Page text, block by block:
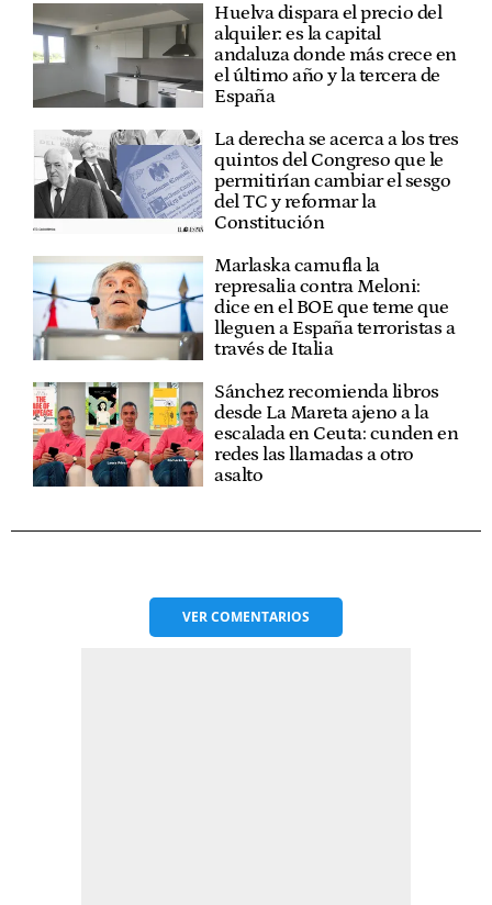
Huelva dispara el precio del
alquiler: es la capital
andaluza donde más crece en
el último año y la tercera de
España
La derecha se acerca a los tres
quintos del Congreso que le
permitirían cambiar el sesgo
del TC y reformar la
Constitución
Marlaska camufla la
represalia contra Meloni:
dice en el BOE que teme que
lleguen a España terroristas a
través de Italia
Sánchez recomienda libros
desde La Mareta ajeno a la
escalada en Ceuta: cunden en
redes las llamadas a otro
asalto
VERCOMENTARIOS